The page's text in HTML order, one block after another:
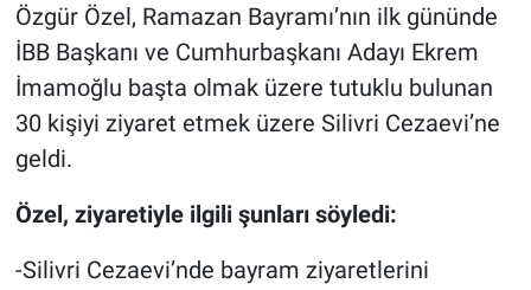
Özgür Özel, Ramazan Bayramı’nın ilk gününde
İBB Başkanı ve Cumhurbaşkanı Adayı Ekrem
İmamoğlu başta olmak üzere tutuklu bulunan
30 kişiyi ziyaret etmek üzere Silivri Cezaevi’ne
geldi.
Özel, ziyaretiyle ilgili şunları söyledi:
-Silivri Cezaevi’nde bayram ziyaretlerini
Kimdir
Koronavirüs
Kültür Sanat
Nedir